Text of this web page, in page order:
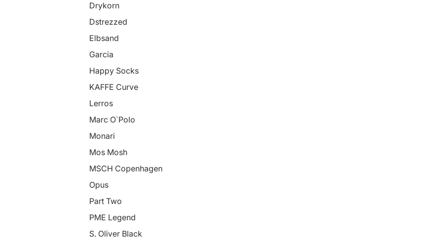
Drykorn
Dstrezzed
Elbsand
Garcia
Happy Socks
KAFFE Curve
Lerros
Marc O`Polo
Monari
Mos Mosh
MSCH Copenhagen
Opus
Part Two
PME Legend
S. Oliver Black